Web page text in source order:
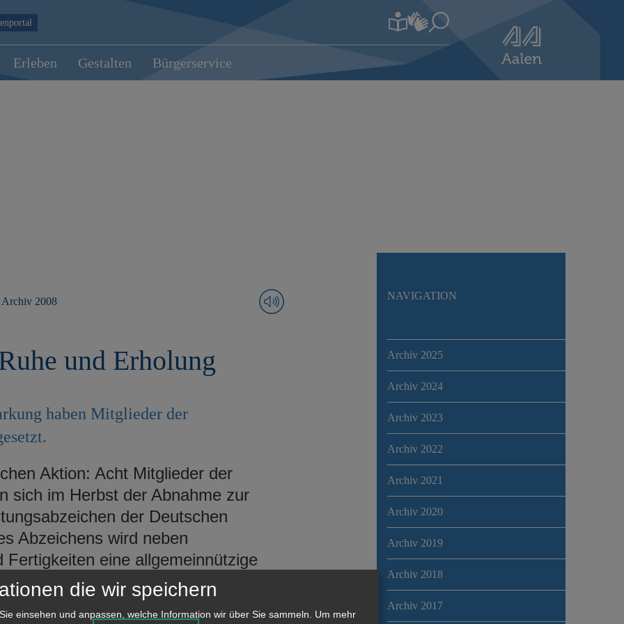
Erleben Gestalten Bürgerservice
Archiv 2008
und Erholung
haben Mitglieder der
Aktion: Acht Mitglieder der
sich im Herbst der Abnahme zur
der Deutschen
Abzeichens wird neben
eine allgemeinnützige
brachte ein Abzeichen-
mit allgemeinnützigen
NAVIGATION
Archiv 2025
Archiv 2024
Archiv 2023
Archiv 2022
Archiv 2021
Archiv 2020
Archiv 2019
Archiv 2018
Archiv 2017
die wir speichern
einsehen und anpassen, welche Information wir über Sie sammeln.
Um mehr